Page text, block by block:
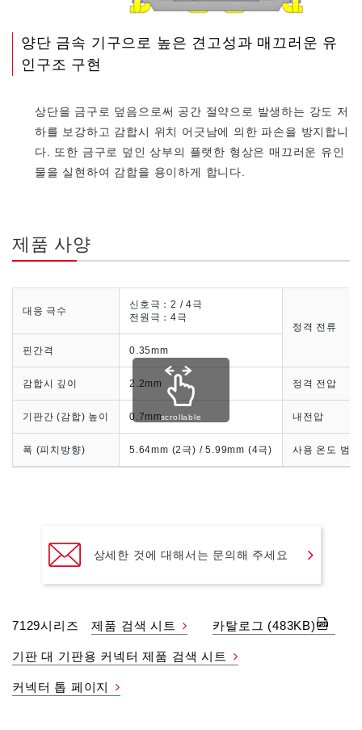
양단 금속 기구으로 높은 견고성과 매끄러운 유
인구조 구현
상단을 금구로 덮음으로써 공간 절약으로 발생하는 강도 저
하를 보강하고 감합시 위치 어긋남에 의한 파손을 방지합니
다. 또한 금구로 덮인 상부의 플랫한 형상은 매끄러운 유인
물을 실현하여 감합을 용이하게 합니다.
제품 사양
대응 극수
신호극：2 / 4극
전원극：4극
정격 전류
핀간격 0.35mm
감합시 깊이 2.2mm 정격 전압
기판간 (감합) 높이 0.7mm 내전압
폭 (피치방향) 5.64mm (2극) / 5.99mm (4극) 사용 온도 범위
scrollable
상세한 것에 대해서는 문의해 주세요
7129시리즈제품 검색 시트 카탈로그 (483KB)
기판 대 기판용 커넥터 제품 검색 시트
커넥터 톱 페이지